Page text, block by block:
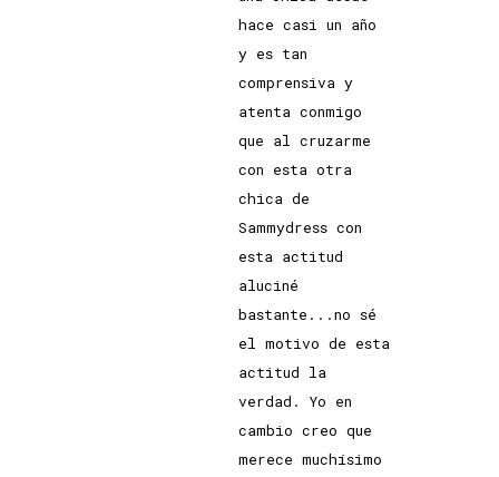
hace casi un año
y es tan
comprensiva y
atenta conmigo
que al cruzarme
con esta otra
chica de
Sammydress con
esta actitud
aluciné
bastante...no sé
el motivo de esta
actitud la
verdad. Yo en
cambio creo que
merece muchísimo